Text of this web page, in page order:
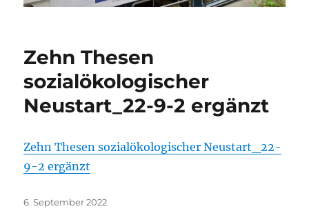
Zehn Thesen
sozialökologischer
Neustart_22-9-2 ergänzt
Zehn Thesen sozialökologischer Neustart_22-
9-2 ergänzt
Veröffentlicht
6. September 2022